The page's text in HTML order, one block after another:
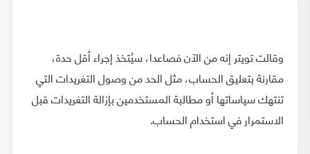
وقالت تويتر إنه من الآن فصاعدا، سيُتخذ إجراء أقل حدة،
مقارنة بتعليق الحساب، مثل الحد من وصول التغريدات التي
تنتهك سياساتها أو مطالبة المستخدمين بإزالة التغريدات قبل
الاستمرار في استخدام الحساب.